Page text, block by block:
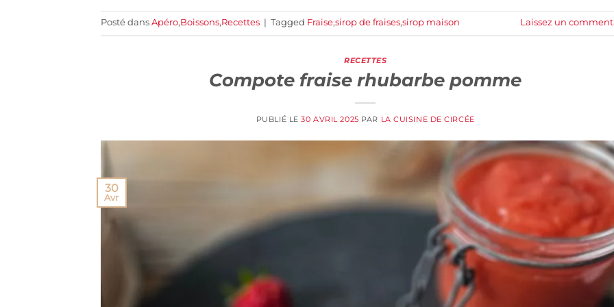
Posté dans Apéro,Boissons,Recettes | Tagged Fraise,sirop de fraises,sirop maison Laissez un
RECETTES
Compote fraise rhubarbe pomme
PUBLIÉ LE30 AVRIL 2025 PAR LA CUISINE DE CIRCÉE
30
Avr